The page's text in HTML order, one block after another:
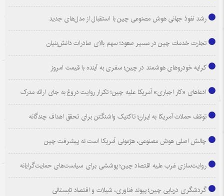
رشد نفوذ جهانی هوش مصنوعی چین با استقبال از مدل‌های جدید
تجارت خدمات چین در مسیر صعود؛ سهم بالای صادرات دانش‌بنیان
کرایه خودروهای هوشمند در چین؛ سفری به آینده با قیمت امروز
ادعاهای «کار اجباری» آمریکا علیه چین؛ تکرار روایت دروغ به جای ارائه مدرک
توقف حملات آمریکا به ایران؛ تاکتیک واشنگتن برای تحقق اهداف چندگانه
چالش اصلی هوش مصنوعی، هژمونی آمریکا است نه پیشرفت چین
روایت‌سازی غرب علیه اقتصاد چین؛ پوششی برای سیاست‌های حمایت‌گرایانه
گردشگری دریایی چین؛ پیوند فناوری، شیلات و اقتصاد تابستانی